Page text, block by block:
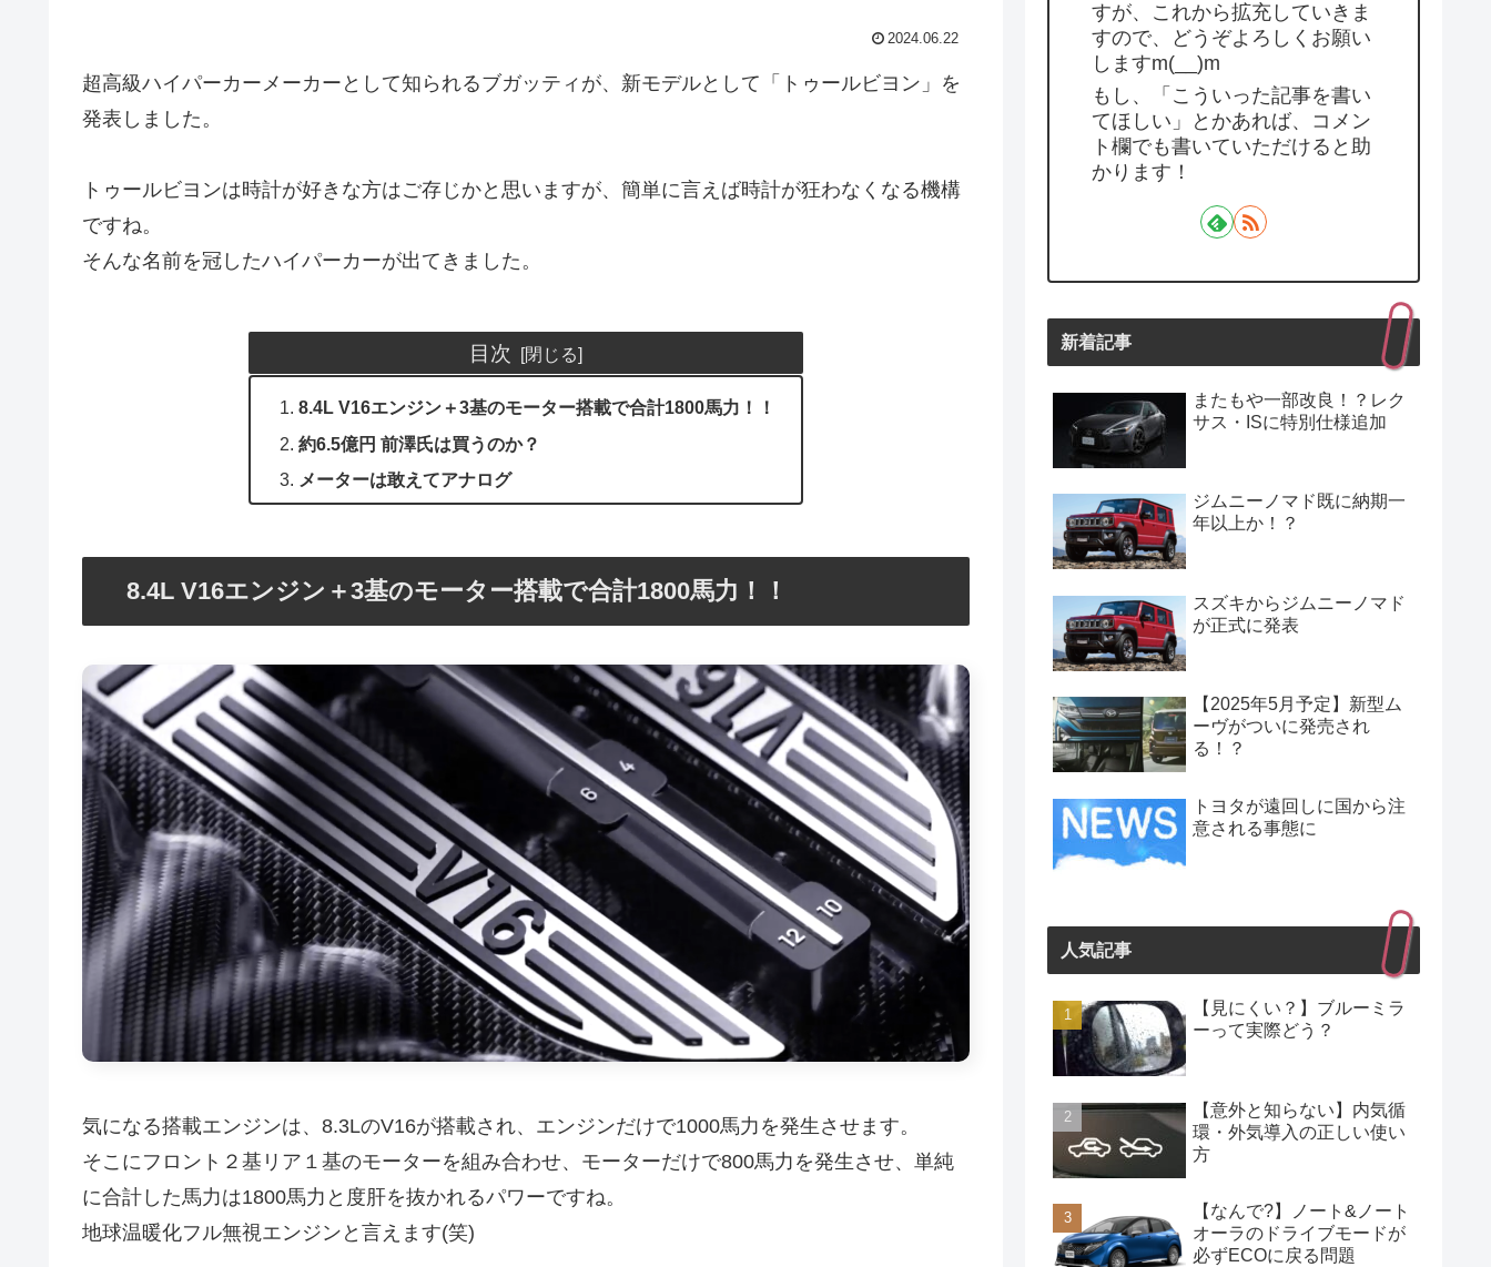
2024.06.22
超高級ハイパーカーメーカーとして知られるブガッティが、新モデルとして「トゥールビヨン」を
発表しました。
トゥールビヨンは時計が好きな方はご存じかと思いますが、簡単に言えば時計が狂わなくなる機構
ですね。
そんな名前を冠したハイパーカーが出てきました。
目次
8.4L V16エンジン＋3基のモーター搭載で合計1800馬力！！
約6.5億円 前澤氏は買うのか？
メーターは敢えてアナログ
8.4L V16エンジン＋3基のモーター搭載で合計1800馬力！！
気になる搭載エンジンは、8.3LのV16が搭載され、エンジンだけで1000馬力を発生させます。
そこにフロント２基リア１基のモーターを組み合わせ、モーターだけで800馬力を発生させ、単純
に合計した馬力は1800馬力と度肝を抜かれるパワーですね。
地球温暖化フル無視エンジンと言えます(笑)
すが、これから拡充していきま
すので、どうぞよろしくお願い
しますm(__)m
もし、「こういった記事を書い
てほしい」とかあれば、コメン
ト欄でも書いていただけると助
かります！
新着記事
またもや一部改良！？レク
サス・ISに特別仕様追加
ジムニーノマド既に納期一
年以上か！？
スズキからジムニーノマド
が正式に発表
【2025年5月予定】新型ム
ーヴがついに発売され
る！？
トヨタが遠回しに国から注
意される事態に
人気記事
【見にくい？】ブルーミラ
ーって実際どう？
【意外と知らない】内気循
環・外気導入の正しい使い
方
【なんで?】ノート&ノート
オーラのドライブモードが
必ずECOに戻る問題